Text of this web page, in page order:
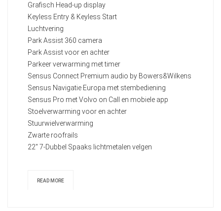
Grafisch Head-up display
Keyless Entry & Keyless Start
Luchtvering
Park Assist 360 camera
Park Assist voor en achter
Parkeer verwarming met timer
Sensus Connect Premium audio by Bowers&Wilkens
Sensus Navigatie Europa met stembediening
Sensus Pro met Volvo on Call en mobiele app
Stoelverwarming voor en achter
Stuurwielverwarming
Zwarte roofrails
22" 7-Dubbel Spaaks lichtmetalen velgen
READ MORE